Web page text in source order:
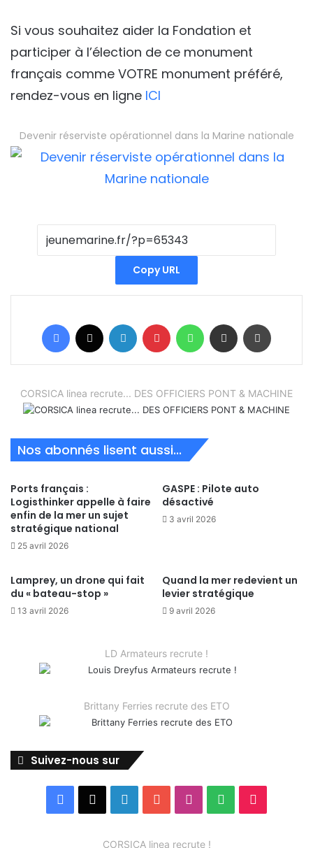
Si vous souhaitez aider la Fondation et
participer à l’élection de ce monument
français comme VOTRE monument préféré,
rendez-vous en ligne ICI
Devenir réserviste opérationnel dans la Marine nationale
Copy URL
Facebook Linkedin Pinterest WhatsAppPartager par email
CORSICA linea recrute... DES OFFICIERS PONT & MACHINE
Nos abonnés lisent aussi...
Ports français :
Logisthinker appelle à faire
enfin de la mer un sujet
stratégique national
25 avril 2026
GASPE : Pilote auto
désactivé
3 avril 2026
Lamprey, un drone qui fait
du « bateau-stop »
13 avril 2026
Quand la mer redevient un
levier stratégique
9 avril 2026
LD Armateurs recrute !
Brittany Ferries recrute des ETO
Suivez-nous sur
Facebook LinkedinYouTubeInstagram
Spotify
CORSICA linea recrute !